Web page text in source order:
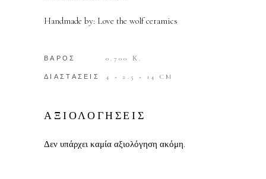
Handmade by: Love the wolf ceramics
ΒΑΡΟΣ 0.700 Κ.
ΔΙΑΣΤΑΣΕΙΣ 4 × 2.5 × 14 CM
ΑΞΙΟΛΟΓΗΣΕΙΣ
Δεν υπάρχει καμία αξιολόγηση ακόμη.